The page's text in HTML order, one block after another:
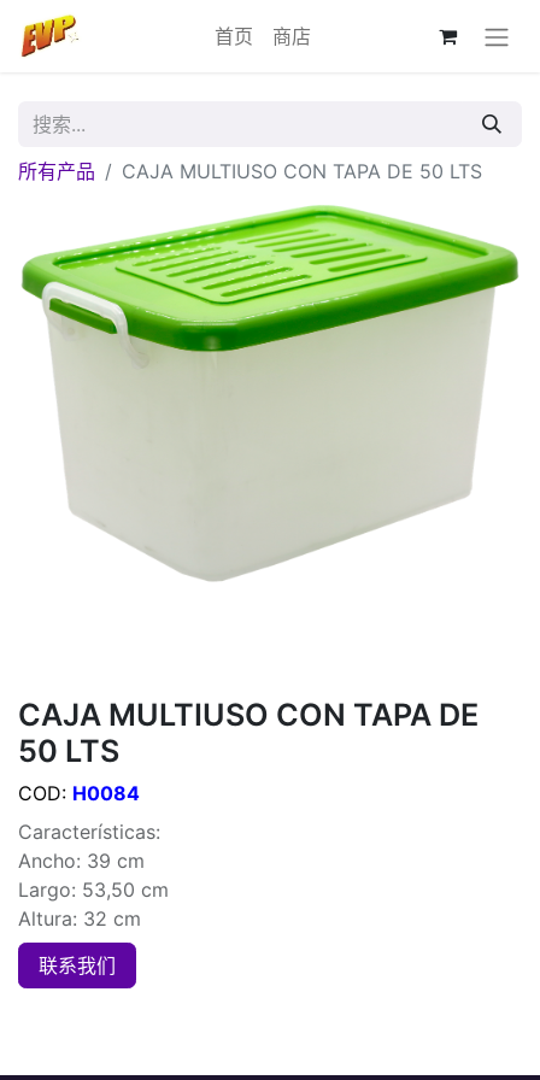
首页 商店
所有产品 CAJA MULTIUSO CON TAPA DE 50 LTS
CAJA MULTIUSO CON TAPA DE
50 LTS
COD: H0084
Características:
Ancho: 39 cm
Largo: 53,50 cm
Altura: 32 cm
联系我们